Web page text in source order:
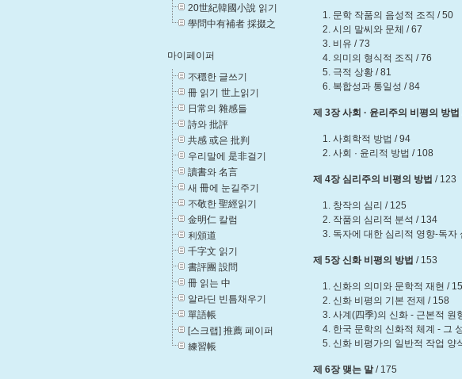
20世紀韓國小說 읽기
學問中有補者 採掇之
마이페이퍼
不穩한 글쓰기
冊 읽기 世上읽기
日常의 雜感들
詩와 批評
共感 或은 批判
우리말에 是非걸기
讀書와 名言
새 冊에 눈길주기
不敬한 聖經읽기
金明仁 칼럼
利頒道
千字文 읽기
書評團 設問
冊 읽는 中
알라딘 빈틈채우기
單語帳
[스크랩] 推薦 페이퍼
練習帳
1. 문학 작품의 음성적 조직 / 50
2. 시의 말씨와 문체 / 67
3. 비유 / 73
4. 의미의 형식적 조직 / 76
5. 극적 상황 / 81
6. 복합성과 통일성 / 84
제 3장 사회 · 윤리주의 비평의 방법
1. 사회학적 방법 / 94
2. 사회 · 윤리적 방법 / 108
제 4장 심리주의 비평의 방법 / 123
1. 창작의 심리 / 125
2. 작품의 심리적 분석 / 134
3. 독자에 대한 심리적 영향-독자
제 5장 신화 비평의 방법 / 153
1. 신화의 의미와 문학적 재현 /
2. 신화 비평의 기본 전제 / 158
3. 사계(四季)의 신화 - 근본적 원
4. 한국 문학의 신화적 체계 - 그
5. 신화 비평가의 일반적 작업 양
제 6장 맺는 말/ 175